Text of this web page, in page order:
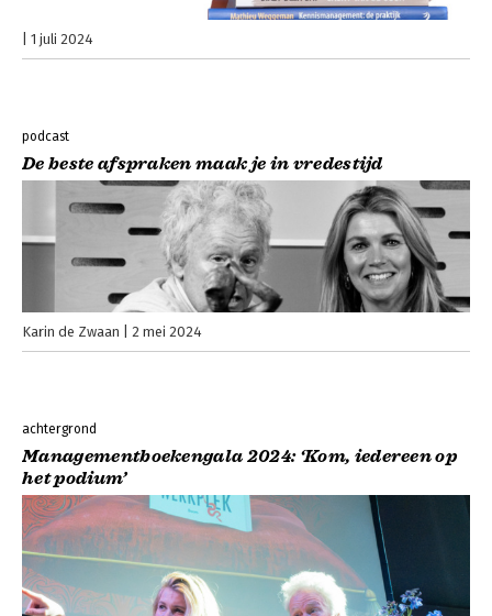
1 juli 2024
podcast
De beste afspraken maak je in vredestijd
Karin de Zwaan 2 mei 2024
achtergrond
Managementboekengala 2024: ‘Kom, iedereen op
het podium’